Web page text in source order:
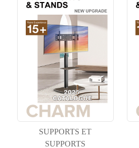
SUPPORTS ET
SUPPORTS